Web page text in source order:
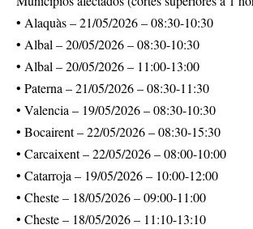
• Alaquàs – 21/05/2026 – 08:30-10:30
• Albal – 20/05/2026 – 08:30-10:30
• Albal – 20/05/2026 – 11:00-13:00
• Paterna – 21/05/2026 – 08:30-11:30
• Valencia – 19/05/2026 – 08:30-10:30
• Bocairent – 22/05/2026 – 08:30-15:30
• Carcaixent – 22/05/2026 – 08:00-10:00
• Catarroja – 19/05/2026 – 10:00-12:00
• Cheste – 18/05/2026 – 09:00-11:00
• Cheste – 18/05/2026 – 11:10-13:10